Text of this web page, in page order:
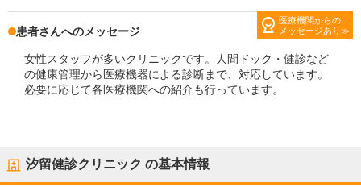
医療機関からの
メッセージあり
患者さんへのメッセージ
女性スタッフが多いクリニックです。人間ドック・健診など
の健康管理から医療機器による診断まで、対応しています。
必要に応じて各医療機関への紹介も行っています。
汐留健診クリニック の基本情報